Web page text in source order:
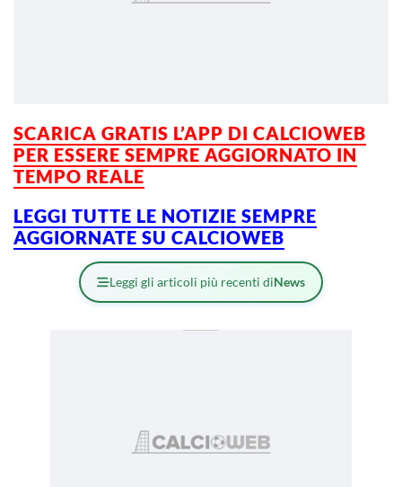
SCARICA GRATIS L’APP DI CALCIOWEB
PER ESSERE SEMPRE AGGIORNATO IN
TEMPO REALE
LEGGI TUTTE LE NOTIZIE SEMPRE
AGGIORNATE SU CALCIOWEB
Leggi gli articoli più recenti diNews